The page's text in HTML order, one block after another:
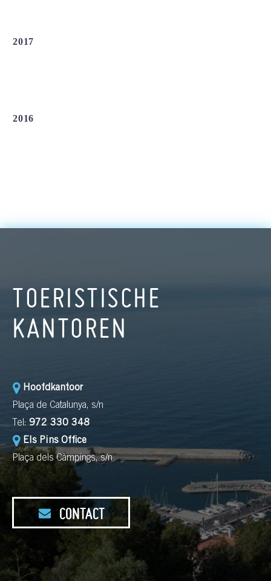
2017
2016
TOERISTISCHE
KANTOREN
Hoofdkantoor
Plaça de Catalunya, s/n
Tel: 972 330 348
Els Pins Office
Plaça dels Càmpings, s/n
CONTACT